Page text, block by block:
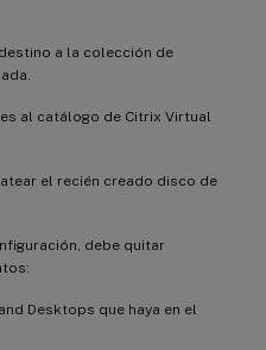
a la colección de
al catálogo de Citrix Virtual
el recién creado disco de
debe quitar
Desktops que haya en el